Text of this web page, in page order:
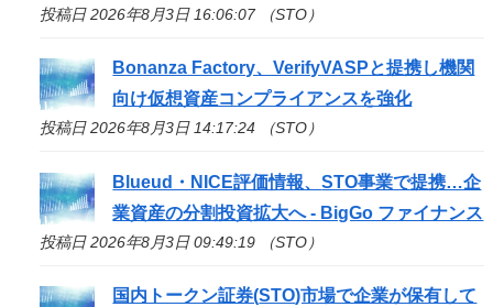
投稿日 2026年8月3日 16:06:07 （STO）
Bonanza Factory、VerifyVASPと提携し機関
向け仮想資産コンプライアンスを強化
投稿日 2026年8月3日 14:17:24 （STO）
Blueud・NICE評価情報、STO事業で提携…企
業資産の分割投資拡大へ - BigGo ファイナンス
投稿日 2026年8月3日 09:49:19 （STO）
国内トークン証券(STO)市場で企業が保有して